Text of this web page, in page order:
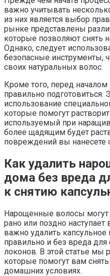
важно учитывать
из них является выбор
рынке представлены
которые позволяют снять
Однако, следует
безопасные инструменты,
своих натуральных волос.
Кроме того, перед
правильно подготовиться.
использование
которые помогут
используемый при
более щадящим будет
повреждений вы нанесете
Как удалить
дома без вреда
к снятию
Нарощенные волосы могут
рано или поздно
важно удалить
правильно и без вреда для
локонов. В этой статье мы
которые помогут вам
домашних условиях.